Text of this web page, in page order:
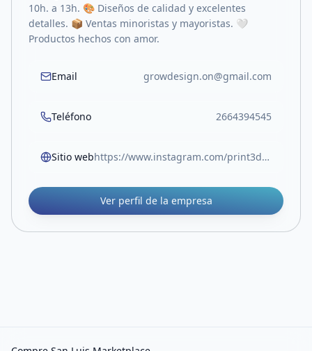
10h. a 13h. 🎨 Diseños de calidad y excelentes
detalles. 📦 Ventas minoristas y mayoristas. 🤍
Productos hechos con amor.
Email growdesign.on@gmail.com
Teléfono 2664394545
Sitio web https://www.instagram.com/print3d.grow
Ver perfil de la empresa